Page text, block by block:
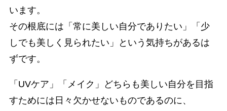
います。
その根底には「常に美しい自分でありたい」「少
しでも美しく見られたい」という気持ちがあるは
ずです。
「UVケア」「メイク」どちらも美しい自分を目指
すためには日々欠かせないものであるのに、